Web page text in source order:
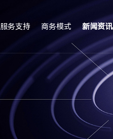
服务支持 商务模式 新闻资讯